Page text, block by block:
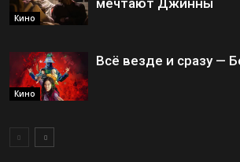
Кино
мечтают Джинны
Кино
Всё везде и сразу —